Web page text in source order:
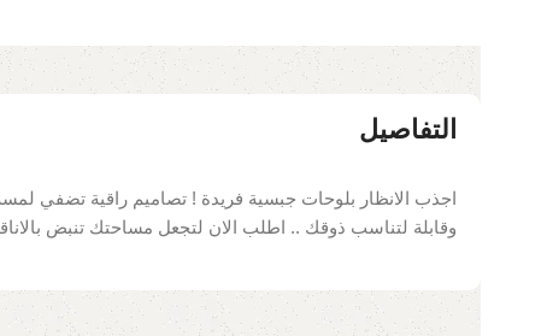
التفاصيل
اجذب الانظار بلوحات جبسية فريدة ! تصاميم راقية تضفي
وقابلة لتناسب ذوقك .. اطلب الان لتجعل مساحتك تنبض